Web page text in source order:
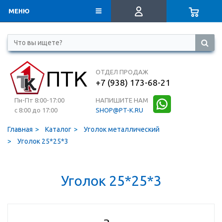
ОТДЕЛ ПРОДАЖ
+7 (938) 173-68-21
Пн-Пт 8:00-17:00
с 8:00 до 17:00
НАПИШИТЕ НАМ
SHOP@PT-K.RU
МЕНЮ
Главная Каталог
Уголок металлический
Уголок 25*25*3
Уголок 25*25*3